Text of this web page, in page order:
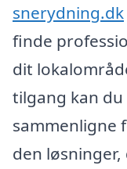
snerydning.dk
finde
dit
tilgang kan
sammenligne
den